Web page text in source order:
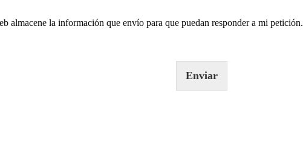
almacene la información que envío para que puedan responder a mi petición.
Enviar